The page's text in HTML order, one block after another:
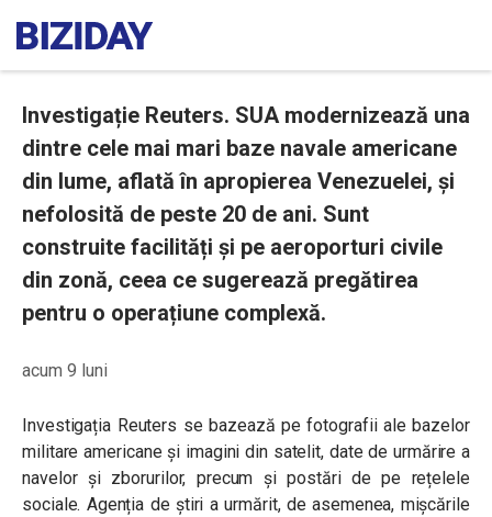
Investigație Reuters. SUA modernizează una
dintre cele mai mari baze navale americane
din lume, aflată în apropierea Venezuelei, și
nefolosită de peste 20 de ani. Sunt
construite facilități și pe aeroporturi civile
din zonă, ceea ce sugerează pregătirea
pentru o operațiune complexă.
acum 9 luni
Investigația Reuters se bazează pe fotografii ale bazelor
militare americane și imagini din satelit, date de urmărire a
navelor și zborurilor, precum și postări de pe rețelele
sociale. Agenția de știri a urmărit, de asemenea, mișcările